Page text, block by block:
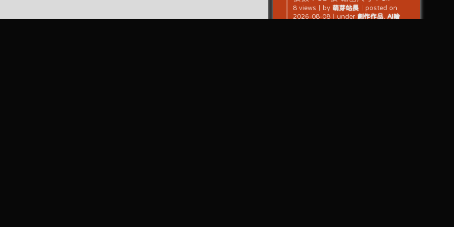
8 views by 萌芽站長｜ posted on
2026-08-08｜ under 創作作品, AI繪